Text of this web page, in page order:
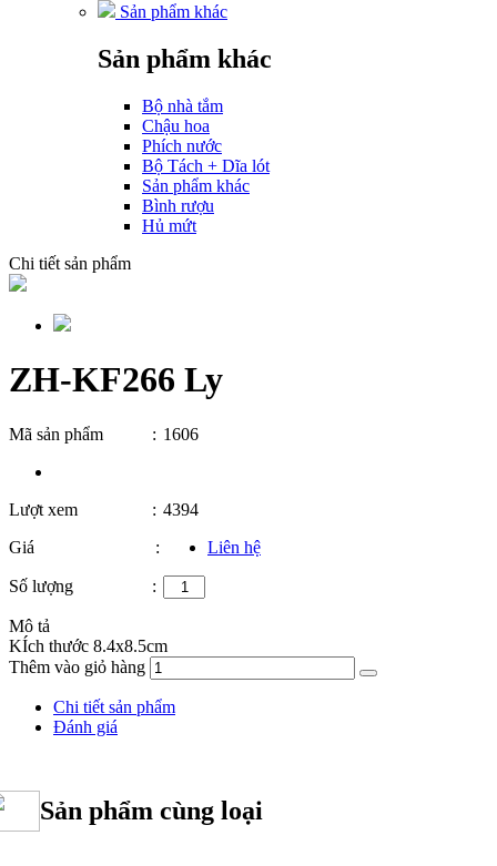
Sản phẩm khác
Sản phẩm khác
Bộ nhà tắm
Chậu hoa
Phích nước
Bộ Tách + Dĩa lót
Sản phẩm khác
Bình rượu
Hủ mứt
Chi tiết sản phẩm
ZH-KF266 Ly
Mã sản phẩm : 1606
Lượt xem : 4394
Giá
: Liên hệ
Số lượng :
Mô tả
KÍch thước 8.4x8.5cm
Thêm vào giỏ hàng
Chi tiết sản phẩm
Đánh giá
Sản phẩm cùng loại